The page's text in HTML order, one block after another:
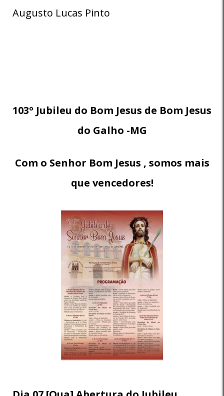
Augusto Lucas Pinto
103º Jubileu do Bom Jesus de Bom Jesus
do Galho -MG
Com o Senhor Bom Jesus , somos mais
que vencedores!